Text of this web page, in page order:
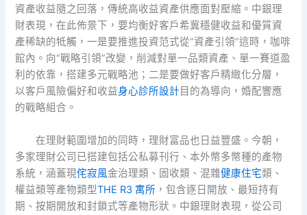
資產收益隨之回落，傳統高收益資產供應面對壓縮。中銀理
財表現，在此佈景下，要均衡好客戶希冀穩健收益和優質資
產稀缺的牴觸，一是要推進投資范式從“資產引領”這時，咖啡
館內。向“戰略引領”改變，削減對單一品類資產、單一賽道盈
利的依靠，搭建多元戰略池；二是要做好客戶精緻化分層，
以客戶風險偏好和收益身心診所設計 目的為導向，婚配響應
的戰略組合。
在理財範圍增加的同時，理財富品也日益豐盛。今朝，
多家理財公司已搭建包括公私募刊行、本外幣多幣種的產物
系統，涵蓋現侘寂風金治理類、固收類、混雜健康住宅類、
權益類等產物類型THE R3 寓所 ，包含逐日開放、最短持有
期、按期開放和封鎖式等產物形狀。中銀理財表現，從公司